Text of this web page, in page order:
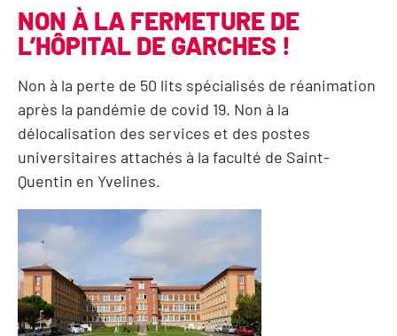
NON À LA FERMETURE DE
L’HÔPITAL DE GARCHES !
Non à la perte de 50 lits spécialisés de réanimation
après la pandémie de covid 19. Non à la
délocalisation des services et des postes
universitaires attachés à la faculté de Saint-
Quentin en Yvelines.